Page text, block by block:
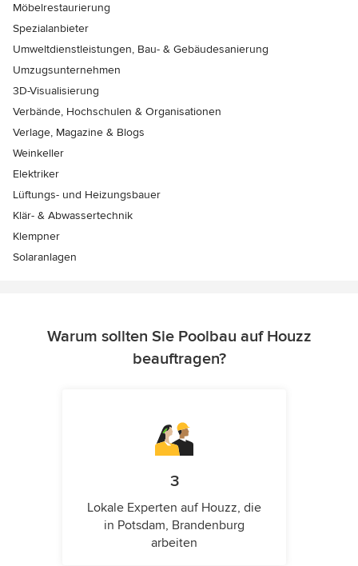
Möbelrestaurierung
Spezialanbieter
Umweltdienstleistungen, Bau- & Gebäudesanierung
Umzugsunternehmen
3D-Visualisierung
Verbände, Hochschulen & Organisationen
Verlage, Magazine & Blogs
Weinkeller
Elektriker
Lüftungs- und Heizungsbauer
Klär- & Abwassertechnik
Klempner
Solaranlagen
Warum sollten Sie Poolbau auf Houzz
beauftragen?
3
Lokale Experten auf Houzz, die
in Potsdam, Brandenburg
arbeiten